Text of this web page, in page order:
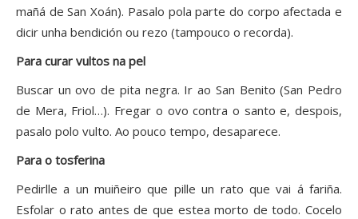
mañá de San Xoán). Pasalo pola parte do corpo afectada e
dicir unha bendición ou rezo (tampouco o recorda).
Para curar vultos na pel
Buscar un ovo de pita negra. Ir ao San Benito (San Pedro
de Mera, Friol…). Fregar o ovo contra o santo e, despois,
pasalo polo vulto. Ao pouco tempo, desaparece.
Para o tosferina
Pedirlle a un muiñeiro que pille un rato que vai á fariña.
Esfolar o rato antes de que estea morto de todo. Cocelo